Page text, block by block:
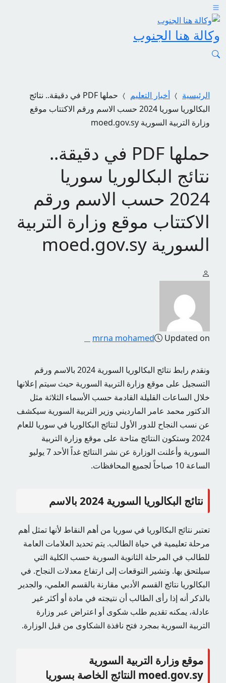
وكالة هنا الجنوب
الرئيسية أخبار التعليم
حملها PDF في دقيقة.. نتائج
البكالوريا سوريا 2024 حسب الاسم ورقم الاكتتاب موقع
وزارة التربية السورية moed.gov.sy
حملها PDF في دقيقة..
نتائج البكالوريا سوريا
2024 حسب الاسم ورقم
الاكتتاب موقع وزارة التربية
السورية moed.gov.sy
mrna mohamed Updated on
ونقدم رابط نتائج البكالوريا السورية 2024 بالاسم ورقم
التسجيل على موقع وزارة التربية السورية حيث سيتم إعلانها
خلال الساعات القليلة القادمة حسب الأسماء الثلاثة مثل
الدكتور محمد عامر المارديني وزير التربية السورية سيكشف
عن نسب النجاح للدور الأول لنتائج البكالوريا في سوريا للعام
2024 وستكون النتائج متاحة على موقع وزارة التربية
السورية وأعلنت الوزارة عن نشر النتائج غداً الأحد 7 يوليو
الساعة 10 صباحاً لجميع المحافظات.
نتائج البكالوريا السورية 2024 بالاسم
تعتبر نتائج البكالوريا في سوريا من أهم النقاط لأنها تمثل أهم
مرحلة تعليمية في حياة الطالب. يتم تحديد العلامات العامة
للطالب في المرحلة الثانوية السورية حسب الكلية التي
سيلتحق بها. وتشير التوقعات إلى ارتفاع معدلات النجاح. في
البكالوريا نتائج القسم الأدبي مقارنة بالقسم العلمي، والجدير
بالذكر أنه إذا رأى الطالب أن نتيجته في مادة أو أكثر غير
عادلة، يمكنه تقديم طلب شكوى أو اعتراض عبر وزارة
التربية السورية بمجرد فتح نافذة الشكاوى من قبل الوزارة.
موقع وزارة التربية السورية
moed.gov.sy النتائج الخاصة بسوريا